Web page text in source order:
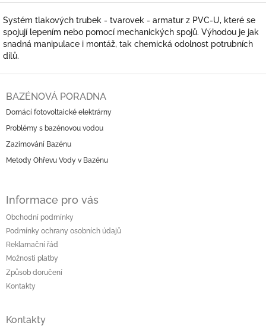
Systém tlakových trubek - tvarovek - armatur z PVC-U, které se
spojují lepením nebo pomocí mechanických spojů. Výhodou je jak
snadná manipulace i montáž, tak chemická odolnost potrubních
dílů.
BAZÉNOVÁ PORADNA
Domácí fotovoltaické elektrárny
Problémy s bazénovou vodou
Zazimování Bazénu
Metody Ohřevu Vody v Bazénu
Informace pro vás
Obchodní podmínky
Podmínky ochrany osobních údajů
Reklamační řád
Možnosti platby
Způsob doručení
Kontakty
Kontakty